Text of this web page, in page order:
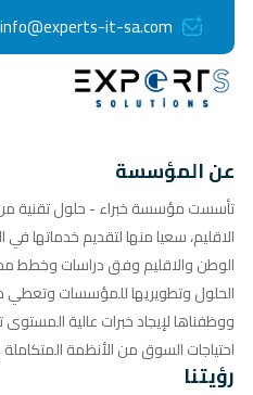
info@experts-it-sa.com
عن المؤسسة
تأسست مؤسسة خبراء - حلول تقنية من
الاقليم، سعيا منها لتقديم خدماتها
الوطن والاقليم وفق دراسات وخطط
الحلول وتطويريها للمؤسسات وتعطي
ووظفناها لإيجاد خبرات عالية
احتياجات السوق من الأنظمة
رؤيتنا